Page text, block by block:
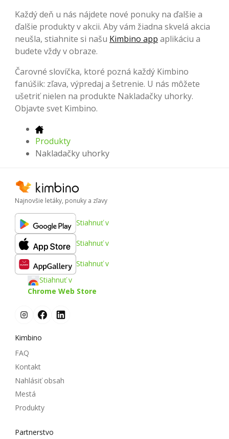
Každý deň u nás nájdete nové ponuky na ďalšie a
ďalšie produkty v akcii. Aby vám žiadna skvelá akcia
neušla, stiahnite si našu Kimbino app aplikáciu a
budete vždy v obraze.
Čarovné slovíčka, ktoré pozná každý Kimbino
fanúšik: zľava, výpredaj a šetrenie. U nás môžete
ušetriť nielen na produkte Nakladačky uhorky.
Objavte svet Kimbino.
Produkty
Nakladačky uhorky
Najnovšie letáky, ponuky a zľavy
Stiahnuť v
Stiahnuť v
Stiahnuť v
Stiahnuť v
Chrome Web Store
Kimbino
FAQ
Kontakt
Nahlásiť obsah
Mestá
Produkty
Partnerstvo